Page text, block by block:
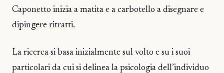
Caponetto inizia a matita e a carbotello a disegnare e
dipingere ritratti.
La ricerca si basa inizialmente sul volto e su i suoi
particolari da cui si delinea la psicologia dell’individuo